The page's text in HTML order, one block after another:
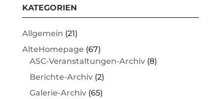
KATEGORIEN
Allgemein (21)
AlteHomepage (67)
ASC-Veranstaltungen-Archiv(8)
Berichte-Archiv(2)
Galerie-Archiv(65)